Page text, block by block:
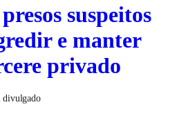
suspeitos
e manter
privado
divulgado